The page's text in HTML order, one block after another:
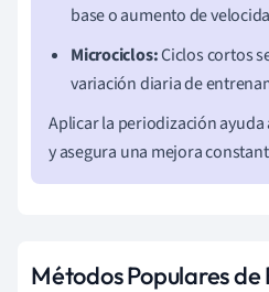
base o aumento de
Microciclos:Ciclos cortos
variación diaria de
Aplicar la periodización
y asegura una mejora
Métodos Populares